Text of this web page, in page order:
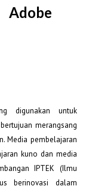
digunakan untuk
merangsang
Media pembelajaran
kuno dan media
IPTEK (Ilmu
berinovasi dalam